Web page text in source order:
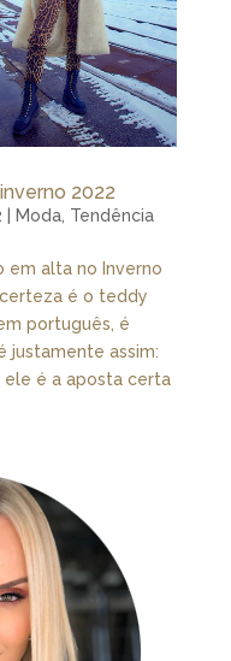
2022
Moda, Tendência
em alta no Inverno
é o teddy
português, é
justamente assim:
ele é a aposta certa